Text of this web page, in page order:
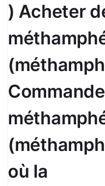
) Acheter
où la